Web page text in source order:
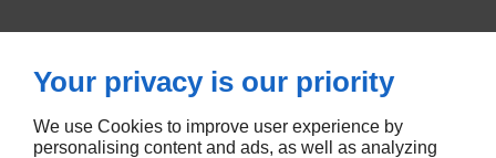
À PROPOS
Accueil
Your privacy is our priority
We use Cookies to improve user experience by
personalising content and ads, as well as analyzing